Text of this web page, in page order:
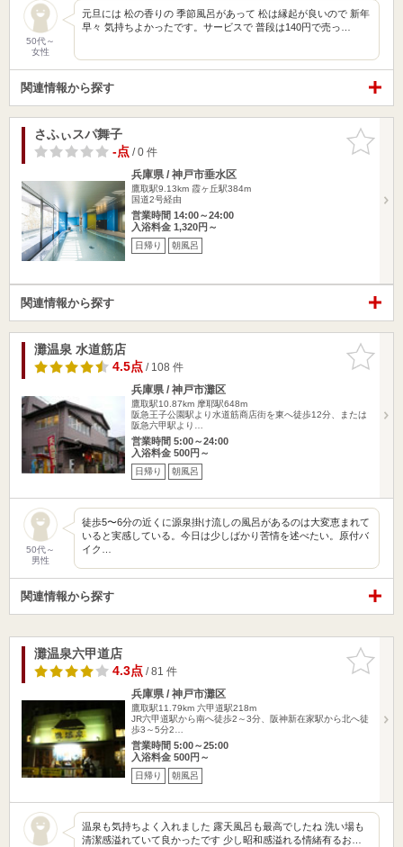
50代～
女性
元旦には 松の香りの 季節風呂があって 松は縁起が良いので 新年
早々 気持ちよかったです。サービスで 普段は140円で売っ…
関連情報から探す
お気に入
りに追加
さふぃスパ舞子
-点/ 0 件
兵庫県 / 神戸市垂水区
鷹取駅9.13km 霞ヶ丘駅384m
国道2号経由
営業時間 14:00～24:00
入浴料金 1,320円～
日帰り 朝風呂
関連情報から探す
お気に入
りに追加
灘温泉 水道筋店
4.5点/ 108 件
兵庫県 / 神戸市灘区
鷹取駅10.87km 摩耶駅648m
阪急王子公園駅より水道筋商店街を東へ徒歩12分、または
阪急六甲駅より…
営業時間 5:00～24:00
入浴料金 500円～
日帰り 朝風呂
50代～
男性
徒歩5〜6分の近くに源泉掛け流しの風呂があるのは大変恵まれて
いると実感している。今日は少しばかり苦情を述べたい。原付バ
イク…
関連情報から探す
お気に入
りに追加
灘温泉六甲道店
4.3点/ 81 件
兵庫県 / 神戸市灘区
鷹取駅11.79km 六甲道駅218m
JR六甲道駅から南へ徒歩2～3分、阪神新在家駅から北へ徒
歩3～5分2…
営業時間 5:00～25:00
入浴料金 500円～
日帰り 朝風呂
温泉も気持ちよく入れました 露天風呂も最高でしたね 洗い場も
清潔感溢れていて良かったです 少し昭和感溢れる情緒有るお…